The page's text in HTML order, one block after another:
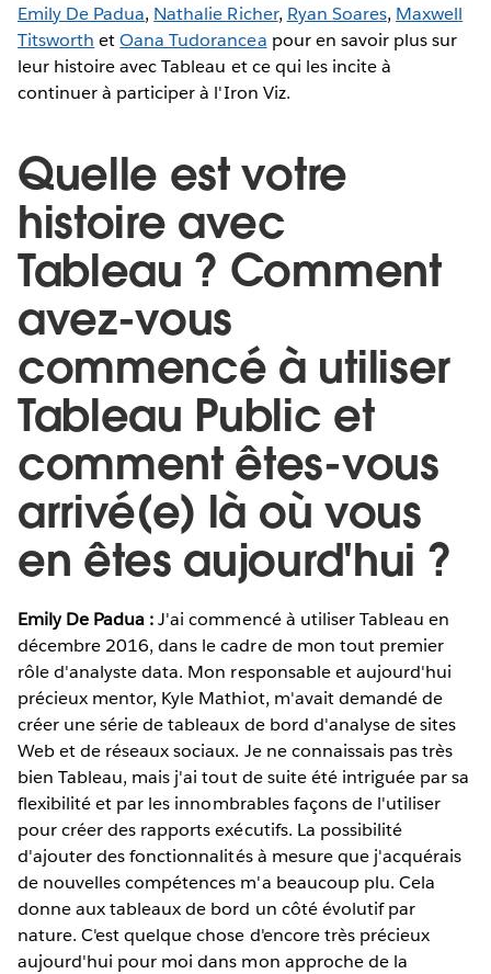
Emily De Padua, Nathalie Richer, Ryan Soares, Maxwell
Titsworth etOana Tudorancea pour en savoir plus sur
leur histoire avec Tableau et ce qui les incite à
continuer à participer à l'Iron Viz.
Quelle est votre
histoire avec
Tableau ? Comment
avez-vous
commencé à utiliser
Tableau Public et
comment êtes-vous
arrivé(e) là où vous
en êtes aujourd'hui ?
Emily De Padua :J'ai commencé à utiliser Tableau en
décembre 2016, dans le cadre de mon tout premier
rôle d'analyste data. Mon responsable et aujourd'hui
précieux mentor, Kyle Mathiot, m'avait demandé de
créer une série de tableaux de bord d'analyse de sites
Web et de réseaux sociaux. Je ne connaissais pas très
bien Tableau, mais j'ai tout de suite été intriguée par sa
flexibilité et par les innombrables façons de l'utiliser
pour créer des rapports exécutifs. La possibilité
d'ajouter des fonctionnalités à mesure que j'acquérais
de nouvelles compétences m'a beaucoup plu. Cela
donne aux tableaux de bord un côté évolutif par
nature. C'est quelque chose d'encore très précieux
aujourd'hui pour moi dans mon approche de la